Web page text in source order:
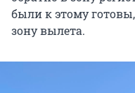
были к этому
зону вылета.